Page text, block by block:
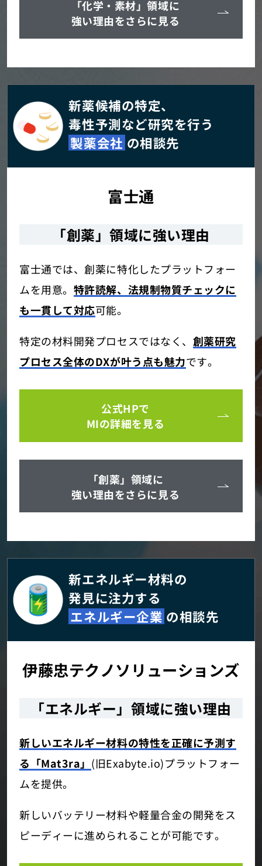
「化学・素材」領域に
強い理由をさらに見る
新薬候補の特定、
毒性予測など研究を行う
製薬会社 の相談先
富士通
「創薬」領域に強い理由
富士通では、創薬に特化したプラットフォー
ムを用意。 特許読解、法規制物質チェックに
も一貫して対応可能。
特定の材料開発プロセスではなく、 創薬研究
プロセス全体のDXが叶う点も魅力です。
公式HPで
MIの詳細を見る
「創薬」領域に
強い理由をさらに見る
新エネルギー材料の
発見に注力する
エネルギー企業 の相談先
伊藤忠テクノソリューションズ
「エネルギー」領域に強い理由
新しいエネルギー材料の特性を正確に予測す
る「Mat3ra」 (旧Exabyte.io)プラットフォー
ムを提供。
新しいバッテリー材料や軽量合金の開発をス
ピーディーに進められることが可能です。